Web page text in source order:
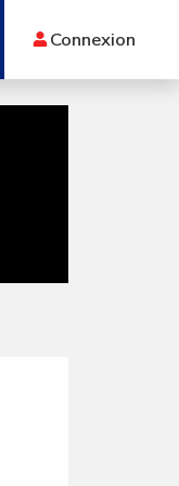
Connexion